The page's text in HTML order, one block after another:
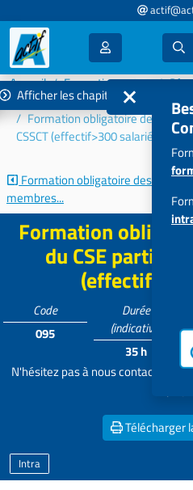
Accueil Formations 2022
Risques professionnels
Formation obligatoire des
CSSCT (effectif>300 salariés)
Afficher les chapitres
Formation obligatoire des
membres...
Formation
du CSE
Code
095
Durée
(indicative)
35 h
N'hésitez pas à nous contacter
Télécharger
Intra